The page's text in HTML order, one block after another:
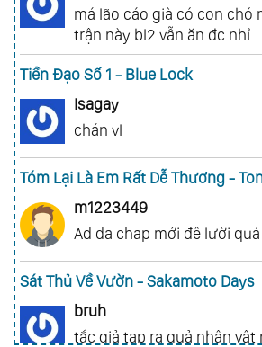
má lão cáo già có con chó
trận này bl2 vẫn ăn đc nhỉ
Tiền Đạo Số 1 - Blue Lock
Isagay
chán vl
Tóm Lại Là Em Rất Dễ Thương -
m1223449
Ad da chap mới đê lười
Sát Thủ Về Vườn - Sakamoto Days
bruh
tắc giả tạp ra quả nhân vật